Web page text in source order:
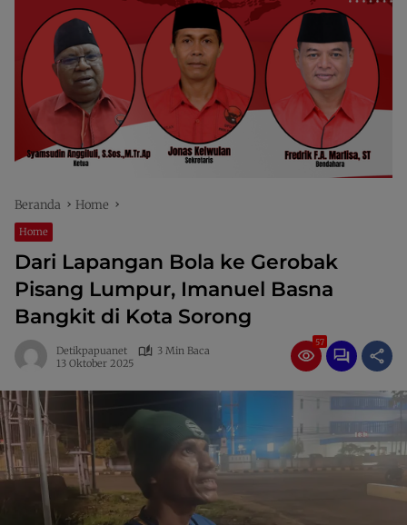
Beranda Home
Home
Dari Lapangan Bola ke Gerobak
Pisang Lumpur, Imanuel Basna
Bangkit di Kota Sorong
Detikpapuanet
3 Min Baca
13 Oktober 2025
57